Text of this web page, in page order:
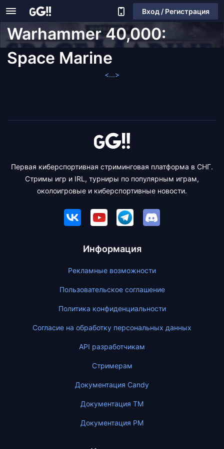
Вход / Регистрация
Warhammer 40,000:
Space Marine
<...>
Первая киберспортивная стриминговая платформа в СНГ.
Стримы игр и IRL, турниры по популярным играм,
околоигровые и киберспортивные новости.
Информация
Рекламные возможности
Пользовательское соглашение
Политика конфиденциальности
Согласие на обработку персональных данных
API разработчикам
Стримерам
Документация Candy
Документация ТМ
Документация PM